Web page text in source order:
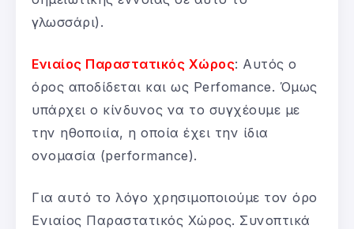
γλωσσάρι).
Ενιαίος Παραστατικός Χώρος: Αυτός ο
όρος αποδίδεται και ως Perfomance. Όμως
υπάρχει ο κίνδυνος να το συγχέουμε με
την ηθοποιία, η οποία έχει την ίδια
ονομασία (performance).
Για αυτό το λόγο χρησιμοποιούμε τον όρο
Ενιαίος Παραστατικός Χώρος. Συνοπτικά